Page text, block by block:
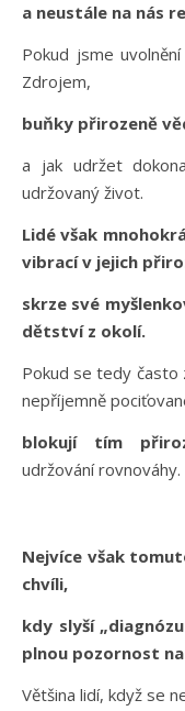
a neustále na nás
Pokud jsme
Zdrojem,
buňky přirozeně
a jak udržet
udržovaný život.
Lidé však
vibrací v jejich
skrze své
dětství z okolí.
Pokud se tedy často
nepříjemně
blokují tím
udržování rovnováhy.
Nejvíce však
chvíli,
kdy slyší
plnou pozornost
Většina lidí, když se